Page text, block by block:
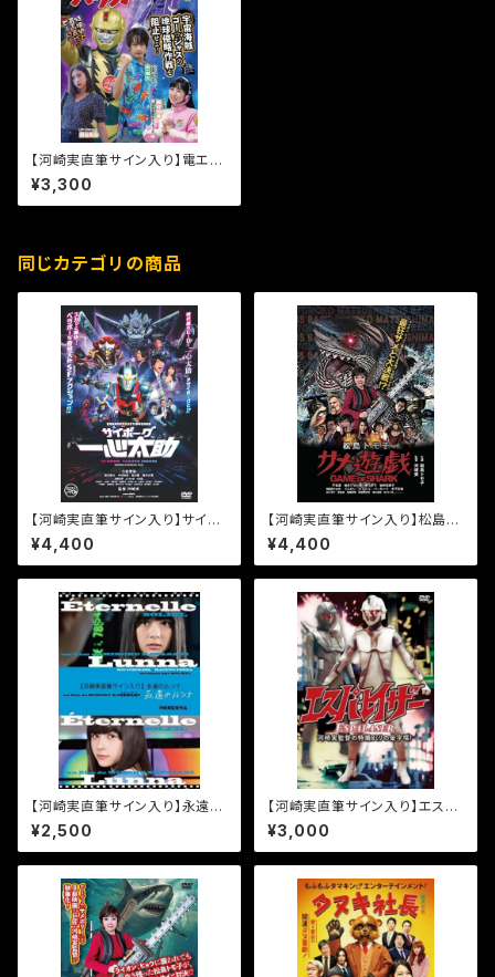
【河崎実直筆サイン入り】電エー
スハウス [DVD]
¥3,300
同じカテゴリの商品
【河崎実直筆サイン入り】サイボ
ーグ一心太助［DVD］
¥4,400
【河崎実直筆サイン入り】松島ト
モ子サメ遊戯 [DVD]
¥4,400
【河崎実直筆サイン入り】永遠の
ルンナ [DVD]
¥2,500
【河崎実直筆サイン入り】エスパ
レイザー［DVD］
¥3,000